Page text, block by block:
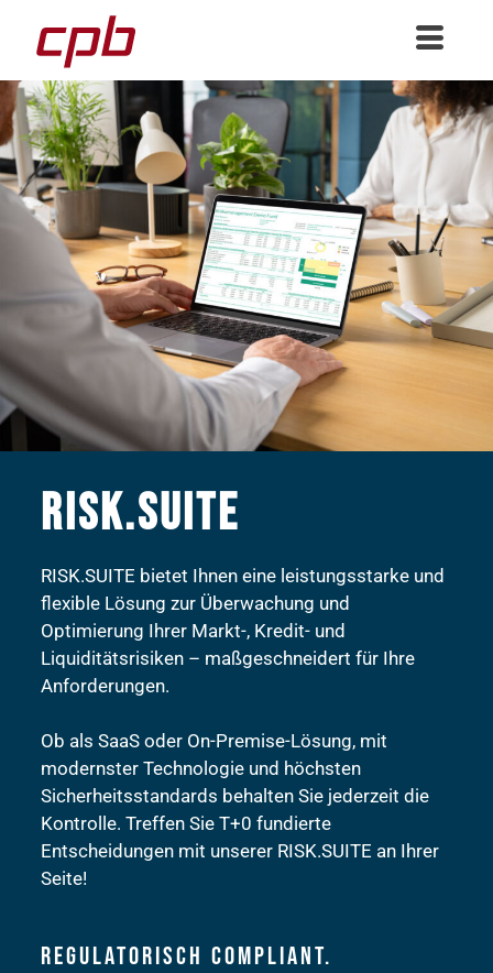
RISK.SUITE
RISK.SUITE bietet Ihnen eine leistungsstarke und
flexible Lösung zur Überwachung und
Optimierung Ihrer Markt-, Kredit- und
Liquiditätsrisiken – maßgeschneidert für Ihre
Anforderungen.
Ob als SaaS oder On-Premise-Lösung, mit
modernster Technologie und höchsten
Sicherheitsstandards behalten Sie jederzeit die
Kontrolle. Treffen Sie T+0 fundierte
Entscheidungen mit unserer RISK.SUITE an Ihrer
Seite!
REGULATORISCH COMPLIANT.